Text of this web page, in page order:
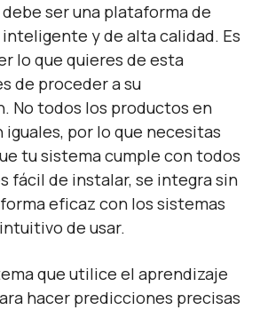
ser una plataforma de
y de alta calidad. Es
lo que quieres de esta
de proceder a su
No todos los productos en
por lo que necesitas
tu sistema cumple con todos
fácil de instalar, se integra sin
eficaz con los sistemas
de usar.
que utilice el aprendizaje
hacer predicciones precisas